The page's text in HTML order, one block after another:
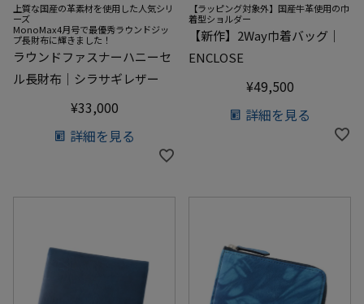
上質な国産の革素材を使用した人気シリ
ーズ
MonoMax4月号で最優秀ラウンドジッ
プ長財布に輝きました！
ラウンドファスナーハニーセ
ル長財布｜シラサギレザー
¥33,000
詳細を見る
【ラッピング対象外】国産牛革使用の巾
着型ショルダー
【新作】2Way巾着バッグ｜
ENCLOSE
¥49,500
詳細を見る